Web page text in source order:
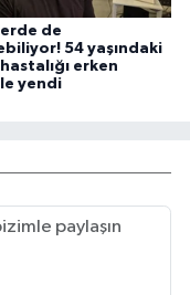
de
54 yaşındaki
erken
yendi